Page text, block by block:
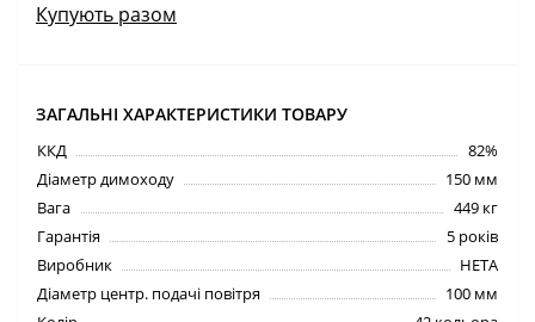
Купують разом
ЗАГАЛЬНІ ХАРАКТЕРИСТИКИ ТОВАРУ
ККД
82%
Діаметр димоходу
150 мм
Вага
449 кг
Гарантія
5 років
Виробник
HETA
Діаметр центр. подачі повітря
100 мм